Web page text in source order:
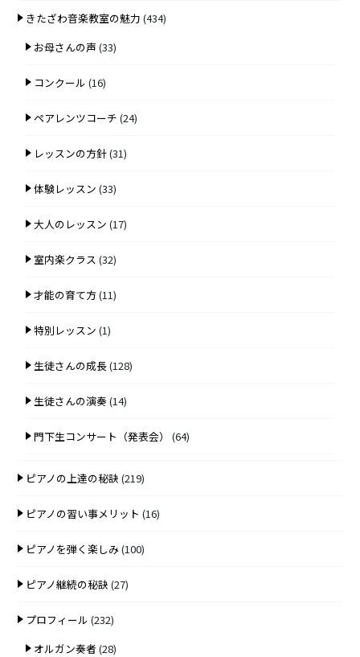
きたざわ音楽教室の魅力 (434)
お母さんの声 (33)
コンクール (16)
ペアレンツコーチ (24)
レッスンの方針(31)
体験レッスン (33)
大人のレッスン (17)
室内楽クラス (32)
才能の育て方 (11)
特別レッスン (1)
生徒さんの成長(128)
生徒さんの演奏(14)
門下生コンサート（発表会） (64)
ピアノの上達の秘訣 (219)
ピアノの習い事メリット (16)
ピアノを弾く楽しみ(100)
ピアノ継続の秘訣 (27)
プロフィール (232)
オルガン奏者 (28)